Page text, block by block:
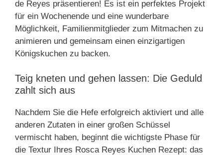
de Reyes präsentieren! Es ist ein perfektes Projekt
für ein Wochenende und eine wunderbare
Möglichkeit, Familienmitglieder zum Mitmachen zu
animieren und gemeinsam einen einzigartigen
Königskuchen zu backen.
Teig kneten und gehen lassen: Die Geduld
zahlt sich aus
Nachdem Sie die Hefe erfolgreich aktiviert und alle
anderen Zutaten in einer großen Schüssel
vermischt haben, beginnt die wichtigste Phase für
die Textur Ihres Rosca Reyes Kuchen Rezept: das